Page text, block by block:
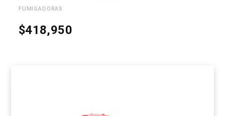
FUMIGADORAS
$418,950